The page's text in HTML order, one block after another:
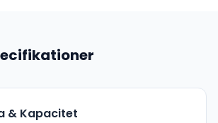
& Kapacitet